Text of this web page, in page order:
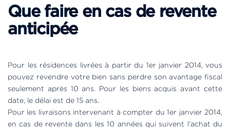
Que faire en cas de revente
anticipée
Pour les résidences livrées à partir du 1er janvier 2014, vous
pouvez revendre votre bien sans perdre son avantage fiscal
seulement après 10 ans. Pour les biens acquis avant cette
date, le délai est de 15 ans.
Pour les livraisons intervenant à compter du 1er janvier 2014,
en cas de revente dans les 10 années qui suivent l’achat du